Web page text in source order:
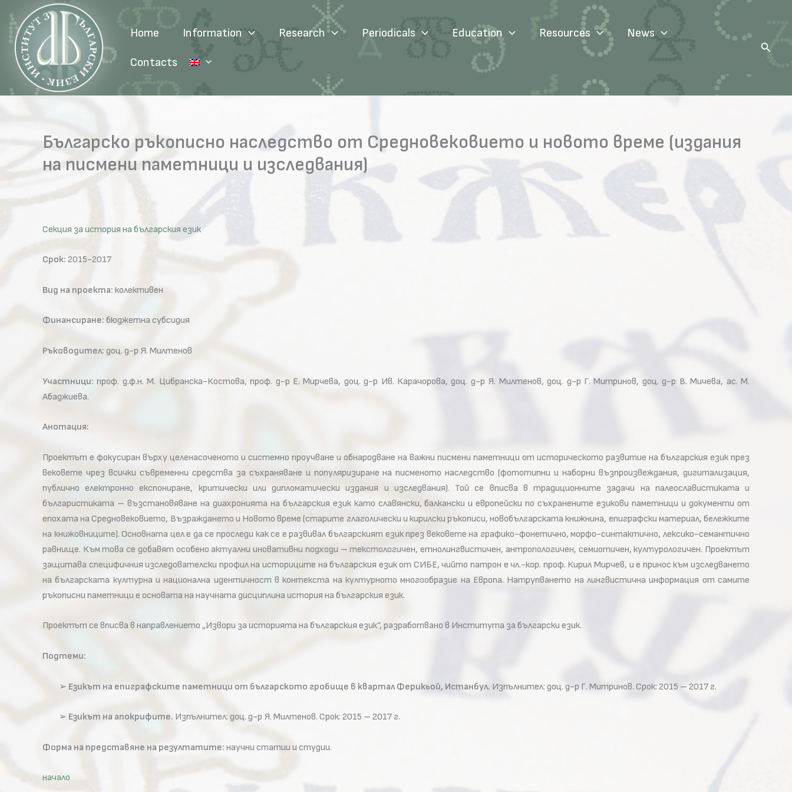
content
Home Information Research Periodicals Education Resources News
Contacts
Search
Българско ръкописно наследство от Средновековието и новото време (издания
на писмени паметници и изследвания)
Секция за история на българския език
Срок: 2015-2017
Вид на проекта: колективен
Финансиране: бюджетна субсидия
Ръководител: доц. д-р Я. Милтенов
Участници: проф. д.ф.н. М. Цибранска-Костова, проф. д-р Е. Мирчева, доц. д-р Ив. Карачорова, доц. д-р Я. Милтенов, доц. д-р Г. Митринов, доц. д-р В. Мичева, ас. М.
Абаджиева.
Анотация:
Проектът е фокусиран върху целенасоченото и системно проучване и обнародване на важни писмени паметници от историческото развитие на българския език през
вековете чрез всички съвременни средства за съхраняване и популяризиране на писменото наследство (фототипни и наборни възпроизвеждания, дигитализация,
публично електронно експониране, критически или дипломатически издания и изследвания). Той се вписва в традиционните задачи на палеославистиката и
българистиката – възстановяване на диахронията на българския език като славянски, балкански и европейски по съхранените езикови паметници и документи от
епохата на Средновековието, Възраждането и Новото време (старите глаголически и кирилски ръкописи, новобългарската книжнина, епиграфски материал, бележките
на книжовниците). Основната цел е да се проследи как се е развивал българският език през вековете на графико-фонетично, морфо-синтактично, лексико-семантично
равнище. Към това се добавят особено актуални иновативни подходи – текстологичен, етнолингвистичен, антропологичен, семиотичен, културологичен. Проектът
защитава специфичния изследователски профил на историците на българския език от СИБЕ, чийто патрон е чл.-кор. проф. Кирил Мирчев, и е принос към изследването
на българската културна и национална идентичност в контекста на културното многообразие на Европа. Натрупването на лингвистична информация от самите
ръкописни паметници е основата на научната дисциплина история на българския език.
Проектът се вписва в направлението „Извори за историята на българския език“, разработвано в Института за български език.
Подтеми:
➢ Езикът на епиграфските паметници от българското гробище в квартал Ферикьой, Истанбул. Изпълнител: доц. д-р Г. Митринов. Срок: 2015 – 2017 г.
➢ Езикът на апокрифите. Изпълнител: доц. д-р Я. Милтенов. Срок: 2015 – 2017 г.
Форма на представяне на резултатите: научни статии и студии.
начало